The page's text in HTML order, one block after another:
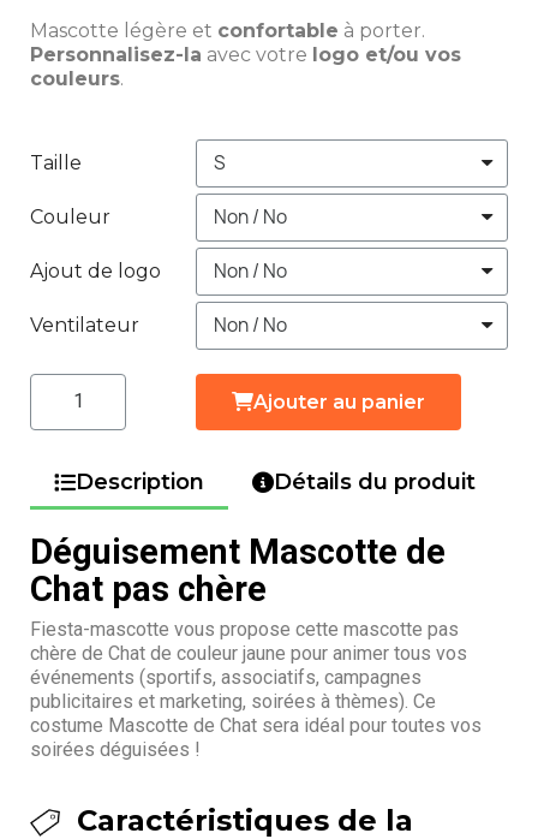
Mascotte légère et confortable à porter.
Personnalisez-la avec votre logo et/ou vos
couleurs.
Taille
Couleur
Ajout de logo
Ventilateur
Ajouter au panier
Description Détails du produit
Déguisement Mascotte de
Chat pas chère
Fiesta-mascotte vous propose cette mascotte pas
chère de Chat de couleur jaune pour animer tous vos
événements (sportifs, associatifs, campagnes
publicitaires et marketing, soirées à thèmes). Ce
costume Mascotte de Chat sera idéal pour toutes vos
soirées déguisées !
Caractéristiques de la